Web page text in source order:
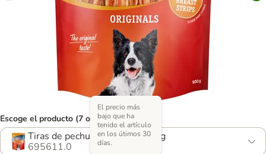
Escoge el producto (7 opciones)
Tiras de pechuga de pollo 900 g
695611.0
El precio más
bajo que ha
tenido el artículo
en los útimos 30
días.